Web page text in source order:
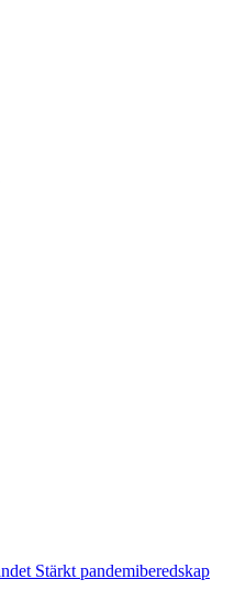
Stärkt pandemiberedskap